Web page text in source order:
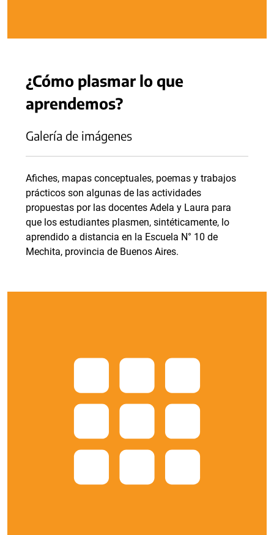
¿Cómo plasmar lo que
aprendemos?
Galería de imágenes
Afiches, mapas conceptuales, poemas y trabajos
prácticos son algunas de las actividades
propuestas por las docentes Adela y Laura para
que los estudiantes plasmen, sintéticamente, lo
aprendido a distancia en la Escuela N° 10 de
Mechita, provincia de Buenos Aires.